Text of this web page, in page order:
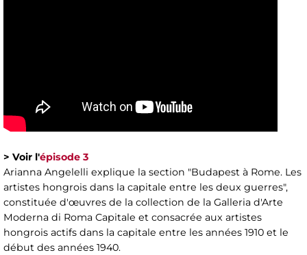
> Voir l'épisode 3
Arianna Angelelli explique la section "Budapest à Rome. Les
artistes hongrois dans la capitale entre les deux guerres",
constituée d'œuvres de la collection de la Galleria d'Arte
Moderna di Roma Capitale et consacrée aux artistes
hongrois actifs dans la capitale entre les années 1910 et le
début des années 1940.